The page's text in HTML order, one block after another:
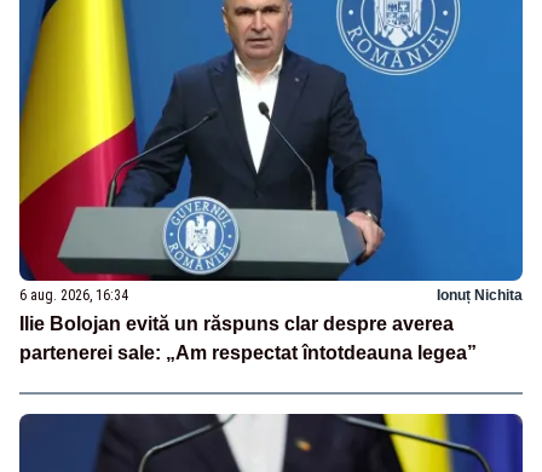
6 aug. 2026, 16:34 Ionuț Nichita
Ilie Bolojan evită un răspuns clar despre averea
partenerei sale: „Am respectat întotdeauna legea”